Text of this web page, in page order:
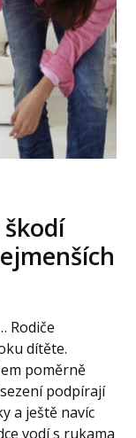
Rodiče
dítěte.
poměrně
podpírají
a ještě navíc
vodí s rukama